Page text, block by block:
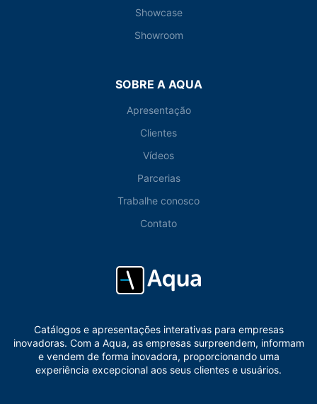
Showcase
Showroom
SOBRE A AQUA
Apresentação
Clientes
Vídeos
Parcerias
Trabalhe conosco
Contato
Catálogos e apresentações interativas para empresas
inovadoras. Com a Aqua, as empresas surpreendem, informam
e vendem de forma inovadora, proporcionando uma
experiência excepcional aos seus clientes e usuários.